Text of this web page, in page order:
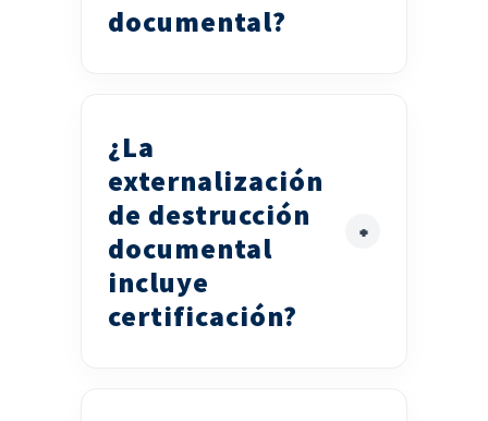
documental?
¿La
externalización
de destrucción
documental
incluye
certificación?